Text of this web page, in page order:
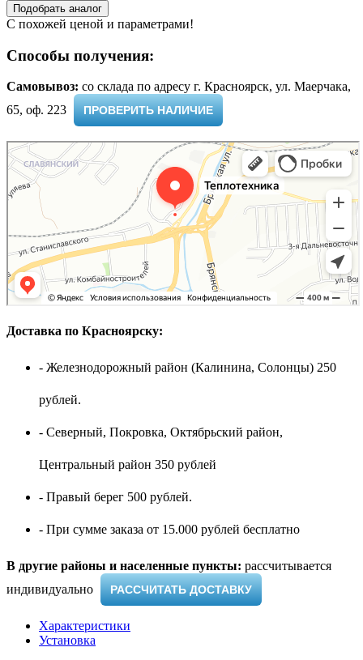
Подобрать аналог
С похожей ценой и параметрами!
Способы получения:
Самовывоз: cо склада по адресу г. Красноярск, ул. Маерчака,
65, оф. 223 ​
ПРОВЕРИТЬ НАЛИЧИЕ
Доставка по Красноярску:
- Железнодорожный район (Калинина, Солонцы) 250
рублей.
- Северный, Покровка, Октябрьский район,
Центральный район 350 рублей
- Правый берег 500 рублей.
- При сумме заказа от 15.000 рублей бесплатно
В другие районы и населенные пункты: рассчитывается
индивидуально ​
РАССЧИТАТЬ ДОСТАВКУ
Характеристики
Установка